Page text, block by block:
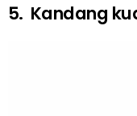
5. Kandang